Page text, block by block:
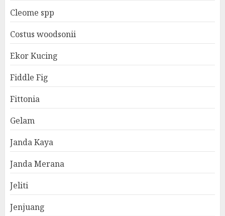
Cleome spp
Costus woodsonii
Ekor Kucing
Fiddle Fig
Fittonia
Gelam
Janda Kaya
Janda Merana
Jeliti
Jenjuang